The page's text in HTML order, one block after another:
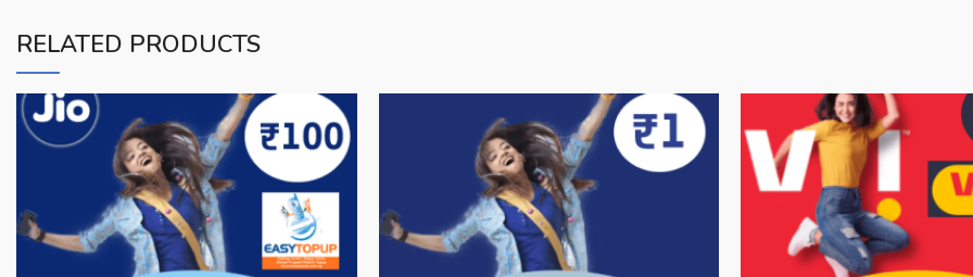
RELATED PRODUCTS